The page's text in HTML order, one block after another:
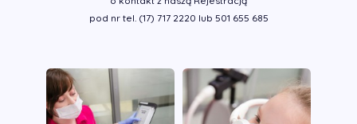
pod nr tel. (17) 717 2220 lub 501 655 685